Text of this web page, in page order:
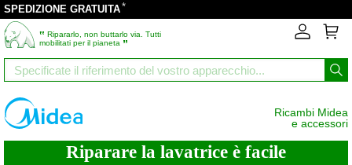
SPEDIZIONE GRATUITA*
‟ Ripararlo, non buttarlo via. Tutti
mobilitati per il pianeta ”
Ricambi Midea
e accessori
Riparare la lavatrice è facile